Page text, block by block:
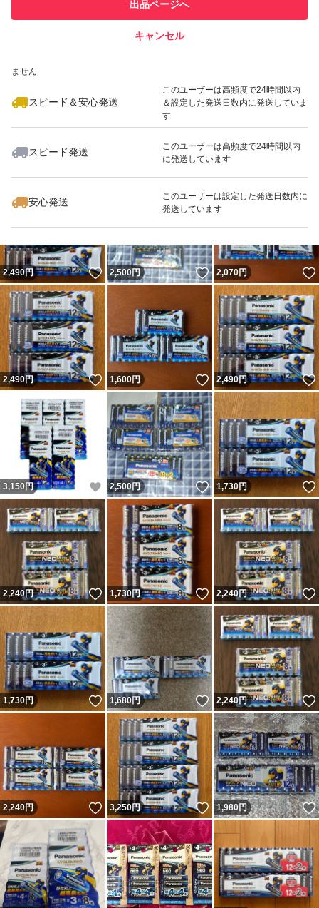
での取引実績があります
ません
スピード＆安心発送
このユーザーは高頻度で24時間以内
＆設定した発送日数内に発送していま
す
スピード発送
このユーザーは高頻度で24時間以内
に発送しています
安心発送
このユーザーは設定した発送日数内に
発送しています
出品ページへ
キャンセル
いいね！
2,400
2,490円 いいね！
2,500円 いいね！
2,070円
2,490円 いいね！
1,600円 いいね！
2,490円
3,150 円 いいね！
2,500円 いいね！
1,730円
2,240円 いいね！
1,730円 いいね！
2,240円
1,730円 いいね！
1,680円 いいね！
2,240円
2,240円 いいね！
3,250円 いいね！
1,980円